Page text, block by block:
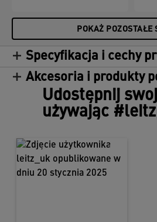
POKAŻ POZOSTAŁE
Specyfikacja i cechy
Akcesoria i produkty
Udostępnij
używając